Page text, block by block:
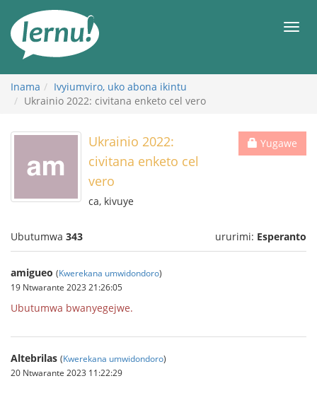
rupapuro
rw'ibirimwo
Inama
Ivyiumviro, uko abona ikintu
Ukrainio 2022: civitana enketo cel vero
Yugawe
Ukrainio 2022:
civitana enketo cel
vero
ca, kivuye
Ubutumwa 343 ururimi: Esperanto
amigueo (Kwerekana umwidondoro)
19 Ntwarante 2023 21:26:05
Ubutumwa bwanyegejwe.
Altebrilas (Kwerekana umwidondoro)
20 Ntwarante 2023 11:22:29